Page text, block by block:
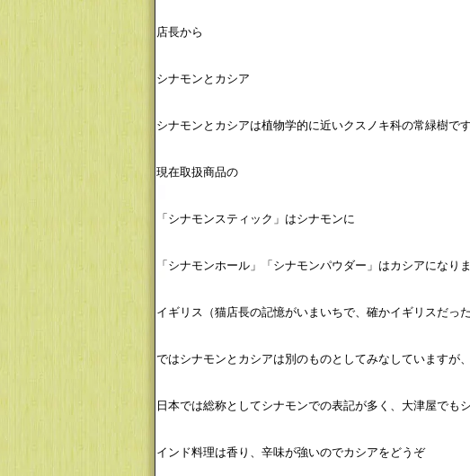
店長から
シナモンとカシア
シナモンとカシアは植物学的に近いクスノキ科の常緑樹です
現在取扱商品の
「シナモンスティック」はシナモンに
「シナモンホール」「シナモンパウダー」はカシアになりま
イギリス（猫店長の記憶がいまいちで、確かイギリスだっ
ではシナモンとカシアは別のものとしてみなしていますが、
日本では総称としてシナモンでの表記が多く、大津屋でも
インド料理は香り、辛味が強いのでカシアをどうぞ